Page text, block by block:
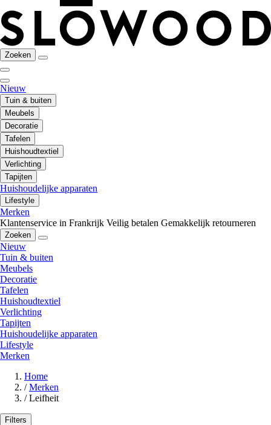
Zoeken
Nieuw
Tuin & buiten
Meubels
Decoratie
Tafelen
Huishoudtextiel
Verlichting
Tapijten
Huishoudelijke apparaten
Lifestyle
Merken
Klantenservice in Frankrijk Veilig betalen Gemakkelijk retourneren
Zoeken
Nieuw
Tuin & buiten
Meubels
Decoratie
Tafelen
Huishoudtextiel
Verlichting
Tapijten
Huishoudelijke apparaten
Lifestyle
Merken
Home
/ Merken
/ Leifheit
Filters